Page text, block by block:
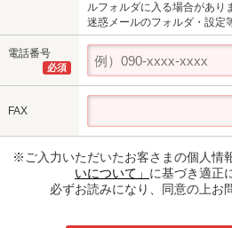
ルフォルダに入る場合があり
迷惑メールのフォルダ・設定
電話番号
必須
FAX
※ご入力いただいたお客さまの個人情
いについて」 に基づき適正
必ずお読みになり、同意の上お